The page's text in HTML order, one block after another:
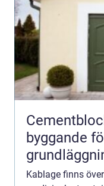
byggande
Kablage finns